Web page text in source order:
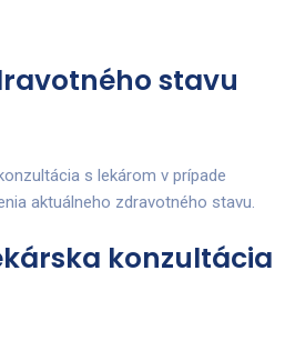
stavu
s lekárom v prípade
aktuálneho zdravotného stavu.
konzultácia